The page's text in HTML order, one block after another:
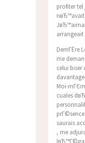
profiter
arrangeait
DerriГЁre
me
celui
Moi-
cuales
saurais
, me